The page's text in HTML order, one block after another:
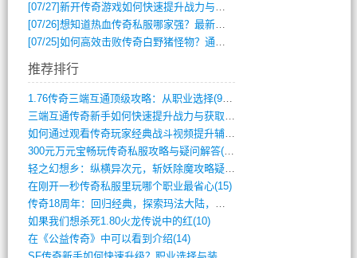
[07/27]新开传奇游戏如何快速提升战力与获取稀有装备？
[07/26]想知道热血传奇私服哪家强？最新排行榜攻略全解析
[07/25]如何高效击败传奇白野猪怪物？通关技巧全解析
推荐排行
1.76传奇三端互通顶级攻略：从职业选择(972)
三端互通传奇新手如何快速提升战力与获取稀(379)
如何通过观看传奇玩家经典战斗视频提升辅助(661)
300元万元宝畅玩传奇私服攻略与疑问解答(828)
轻之幻想乡：纵横异次元，斩妖除魔攻略疑云(404)
在刚开一秒传奇私服里玩哪个职业最省心(15)
传奇18周年：回归经典，探索玛法大陆，寻(798)
如果我们想杀死1.80火龙传说中的红(10)
在《公益传奇》中可以看到介绍(14)